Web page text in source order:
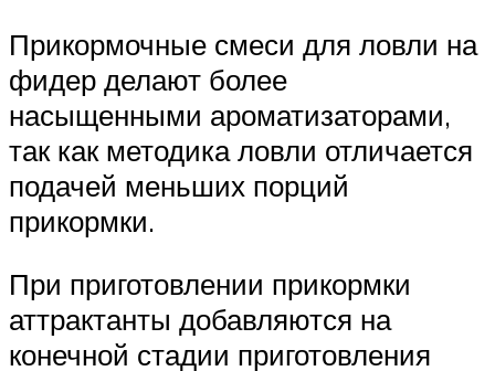
Прикормочные смеси для ловли на
фидер делают более
насыщенными ароматизаторами,
так как методика ловли отличается
подачей меньших порций
прикормки.
При приготовлении прикормки
аттрактанты добавляются на
конечной стадии приготовления